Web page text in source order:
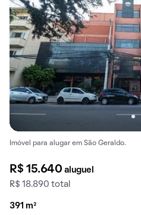
Imóvel para alugar em São Geraldo.
R$ 15.640aluguel
R$ 18.890 total
391 m²